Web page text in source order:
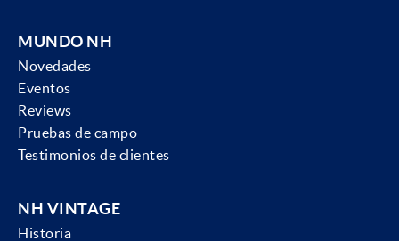
MUNDO NH
Novedades
Eventos
Reviews
Pruebas de campo
Testimonios de clientes
NH VINTAGE
Historia